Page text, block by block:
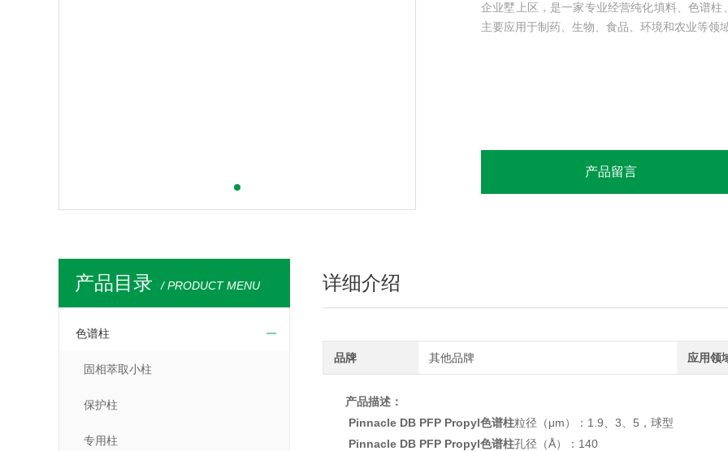
企业墅上区，是一家专业经营纯化填料、色谱
主要应用于制药、生物、食品、环境和农业等领域
产品留言
产品目录 / PRODUCT MENU
色谱柱
固相萃取小柱
保护柱
专用柱
详细介绍
品牌 其他品牌 应用领
产品描述：
Pinnacle DB PFP Propyl色谱柱粒径（μm）：1.9、3、5，球型
Pinnacle DB PFP Propyl色谱柱孔径（Å）：140